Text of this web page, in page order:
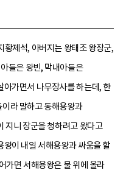
황제석, 아버지는 왕태조 왕장군,
들은 왕빈, 막내아들은
아가면서 나무장사를 하는데, 한
라 말하고 동해용왕과
지니 장군을 청하려고 왔다고
이 내일 서해용왕과 싸움을 할
가면 서해용왕은 물 위에 올라